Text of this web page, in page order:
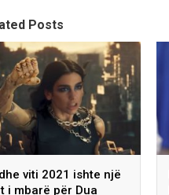
Posts
viti 2021 ishte një
i mbarë për Dua